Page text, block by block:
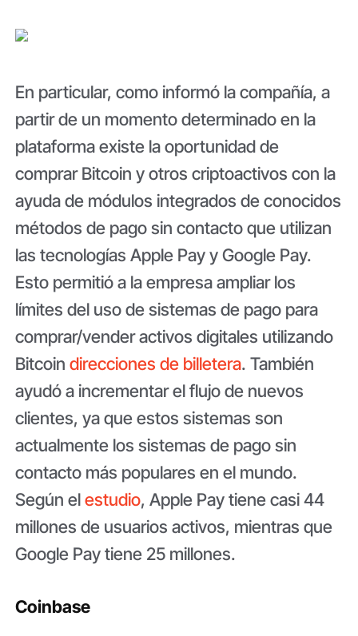
En particular, como informó la compañía, a
partir de un momento determinado en la
plataforma existe la oportunidad de
comprar Bitcoin y otros criptoactivos con la
ayuda de módulos integrados de conocidos
métodos de pago sin contacto que utilizan
las tecnologías Apple Pay y Google Pay.
Esto permitió a la empresa ampliar los
límites del uso de sistemas de pago para
comprar/vender activos digitales utilizando
Bitcoindirecciones de billetera. También
ayudó a incrementar el flujo de nuevos
clientes, ya que estos sistemas son
actualmente los sistemas de pago sin
contacto más populares en el mundo.
Según elestudio, Apple Pay tiene casi 44
millones de usuarios activos, mientras que
Google Pay tiene 25 millones.
Coinbase